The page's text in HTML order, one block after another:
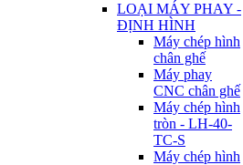
LOẠI MÁY PHAY -
ĐỊNH HÌNH
Máy chép hình
chân ghế
Máy phay
CNC chân ghế
Máy chép hình
tròn - LH-40-
TC-S
Máy chép hình